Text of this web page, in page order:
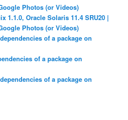
Photos (or Videos)
1.1.0, Oracle Solaris 11.4 SRU20 |
Photos (or Videos)
of a package on
of a package on
of a package on